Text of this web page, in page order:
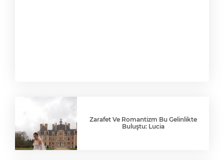
Zarafet Ve Romantizm Bu Gelinlikte
Buluştu: Lucia